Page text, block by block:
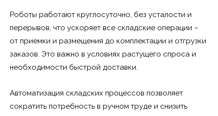
Роботы работают круглосуточно, без усталости и
перерывов, что ускоряет все складские операции –
от приемки и размещения до комплектации и отгрузки
заказов. Это важно в условиях растущего спроса и
необходимости быстрой доставки.
Автоматизация складских процессов позволяет
сократить потребность в ручном труде и снизить